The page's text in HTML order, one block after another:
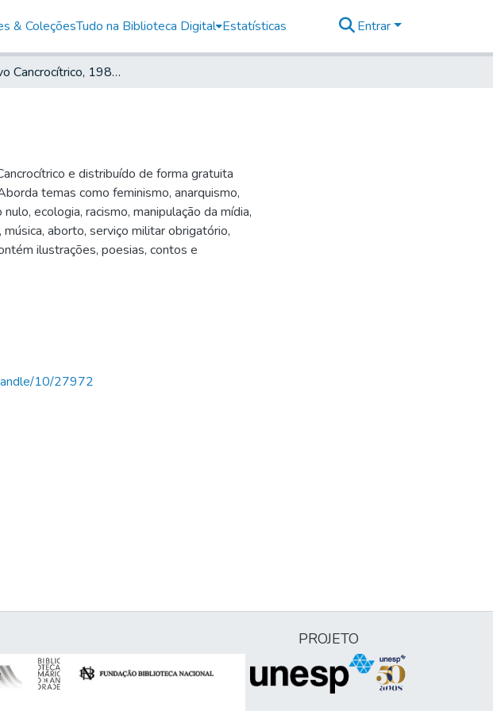
& ColeçõesTudo na Biblioteca Digital Estatísticas Entrar
Coletivo Cancrocítrico, 1989, ano II, n 9
e distribuído de forma gratuita
temas como feminismo, anarquismo,
ecologia, racismo, manipulação da mídia,
aborto, serviço militar obrigatório,
ilustrações, poesias, contos e
10/27972
PROJETO